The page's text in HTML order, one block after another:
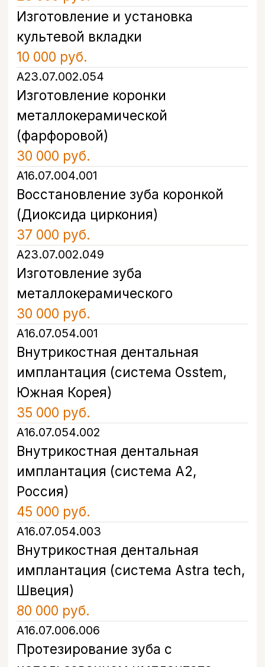
А16.07.006.005
Протезирование зуба с
использованием имплантата
(Коронка из диоксида циркония на
имплант A2)
65 000 руб.
А16.07.006.001
Протезирование зуба
с использованием имплантата
(Изготовление и установка
металлокерамической коронки
на имплант Osstem)
33 000 руб.
А16.07.006.003
Протезирование зуба с
использованием имплантата
(Металлокерамическая коронка
на имплант Astra tech)
45 000 руб.
А16.07.006.002
использованием имплантата
(Металлокерамическая коронка
на имплант A2)
40 000 руб.
Записаться на прием
Этапы имплантации
зубов сразу после
удаления
(01)
Консультация стоматолога-
имплантолога и диагностика
Перед имплантацией зубов сразу
после удаления вы проходите
консультацию стоматолога-
имплантолога: врач осматривает зуб,
оценивает состояние окружающей
кости по КТ и определяет, подходит
ли ваш случай под одномоментный
протокол. На этом этапе также